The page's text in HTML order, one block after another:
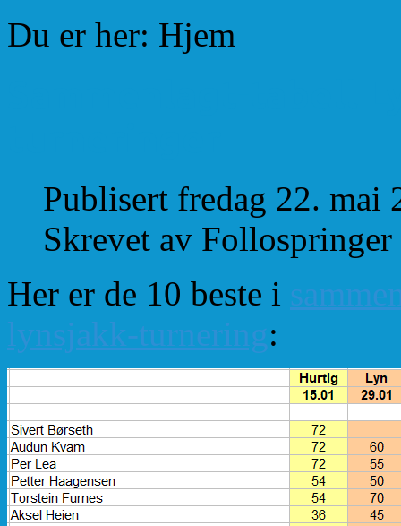
Du er her: Hjem
Publisert fredag 22. mai
Skrevet av Follospringer
Her er de 10 beste i
lynsjakk-turnering: